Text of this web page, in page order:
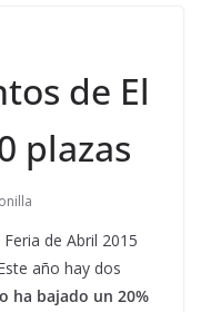
de El
plazas
de Abril 2015
año hay dos
ha bajado un 20%